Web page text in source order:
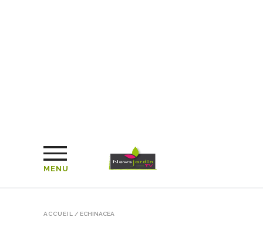
MENU
ACCUEIL / ECHINACEA